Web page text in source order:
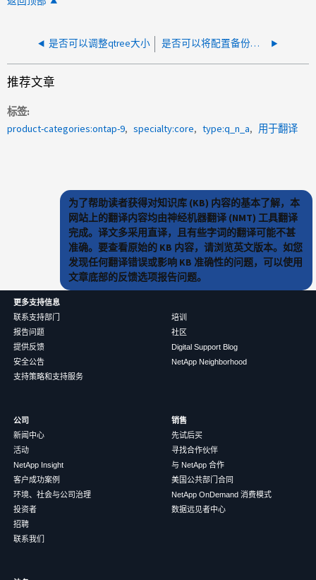
是否可以调整qtree大小 是否可以将配置备份文件上传到SharePoint
推荐文章
标签
product-categories:ontap-9
specialty:core type:q_n_a 用于翻译
为了帮助读者获得对知识库 (KB) 内容的基本了解，本
网站上的翻译内容均由神经机器翻译 (NMT) 工具翻译
完成。译文多采用直译，且有些字词的翻译可能不甚
准确。要查看原始的 KB 内容，请浏览英文版本。如您
发现任何翻译错误或影响 KB 准确性的问题，可以使用
文章底部的反馈选项报告问题。
更多支持信息
联系支持部门
报告问题
提供反馈
安全公告
支持策略和支持服务
培训
社区
Digital Support Blog
NetApp Neighborhood
公司
新闻中心
活动
NetApp Insight
客户成功案例
环境、社会与公司治理
投资者
招聘
联系我们
销售
先试后买
寻找合作伙伴
与 NetApp 合作
美国公共部门合同
NetApp OnDemand 消费模式
数据远见者中心